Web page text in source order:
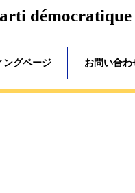
ングページ お問い合わ